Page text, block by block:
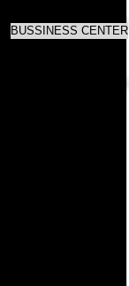
BUSSINESS CENTER